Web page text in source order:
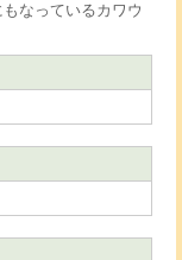
なっているカワウ